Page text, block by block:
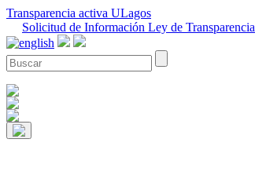
Transparencia activa ULagos
Solicitud de Información Ley de Transparencia